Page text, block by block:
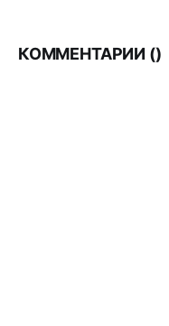
КОММЕНТАРИИ ()